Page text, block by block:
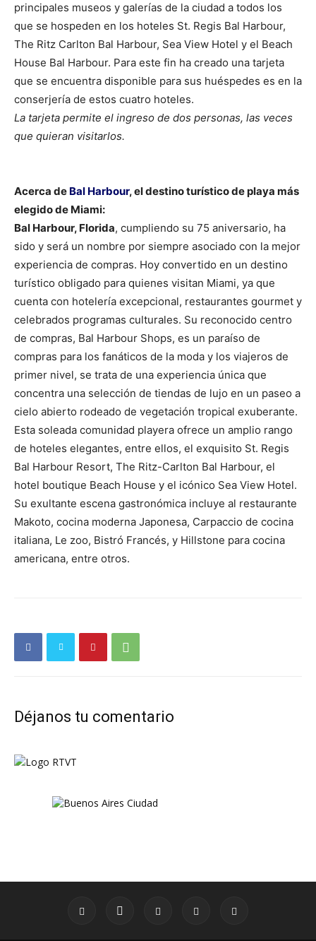
principales museos y galerías de la ciudad a todos los
que se hospeden en los hoteles St. Regis Bal Harbour,
The Ritz Carlton Bal Harbour, Sea View Hotel y el Beach
House Bal Harbour. Para este fin ha creado una tarjeta
que se encuentra disponible para sus huéspedes es en la
conserjería de estos cuatro hoteles.
La tarjeta permite el ingreso de dos personas, las veces
que quieran visitarlos.
Acerca de Bal Harbour, el destino turístico de playa más
elegido de Miami:
Bal Harbour, Florida, cumpliendo su 75 aniversario, ha
sido y será un nombre por siempre asociado con la mejor
experiencia de compras. Hoy convertido en un destino
turístico obligado para quienes visitan Miami, ya que
cuenta con hotelería excepcional, restaurantes gourmet y
celebrados programas culturales. Su reconocido centro
de compras, Bal Harbour Shops, es un paraíso de
compras para los fanáticos de la moda y los viajeros de
primer nivel, se trata de una experiencia única que
concentra una selección de tiendas de lujo en un paseo a
cielo abierto rodeado de vegetación tropical exuberante.
Esta soleada comunidad playera ofrece un amplio rango
de hoteles elegantes, entre ellos, el exquisito St. Regis
Bal Harbour Resort, The Ritz-Carlton Bal Harbour, el
hotel boutique Beach House y el icónico Sea View Hotel.
Su exultante escena gastronómica incluye al restaurante
Makoto, cocina moderna Japonesa, Carpaccio de cocina
italiana, Le zoo, Bistró Francés, y Hillstone para cocina
americana, entre otros.
Déjanos tu comentario